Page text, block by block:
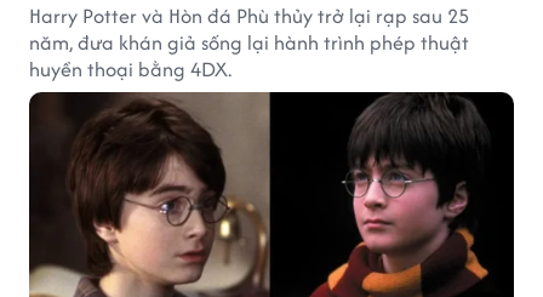
Harry Potter và Hòn đá Phù thủy trở lại rạp sau 25
năm, đưa khán giả sống lại hành trình phép thuật
huyền thoại bằng 4DX.